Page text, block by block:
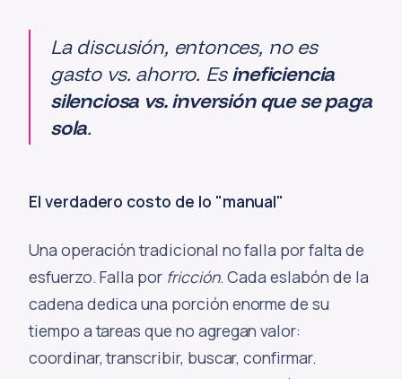
La discusión, entonces, no es
gasto vs. ahorro. Esineficiencia
silenciosa vs. inversión que se paga
sola.
El verdadero costo de lo "manual"
Una operación tradicional no falla por falta de
esfuerzo. Falla por fricción. Cada eslabón de la
cadena dedica una porción enorme de su
tiempo a tareas que no agregan valor:
coordinar, transcribir, buscar, confirmar.